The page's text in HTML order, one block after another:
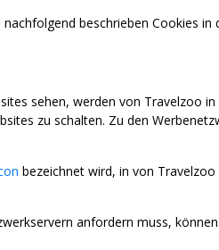
beschrieben Cookies
sehen, werden von Travelzoo
zu schalten. Zu den
bezeichnet wird, in von
anfordern muss,